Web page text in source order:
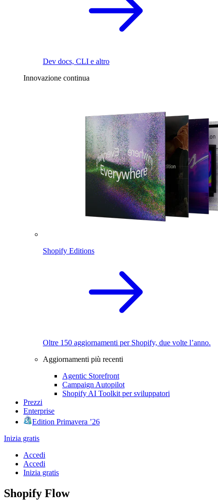
Dev docs, CLI e altro
Innovazione continua
Shopify Editions
Oltre 150 aggiornamenti per Shopify, due volte l’anno.
Aggiornamenti più recenti
Agentic Storefront
Campaign Autopilot
Shopify AI Toolkit per sviluppatori
Prezzi
Enterprise
Edition Primavera ’26
Inizia gratis
Accedi
Accedi
Inizia gratis
Shopify Flow